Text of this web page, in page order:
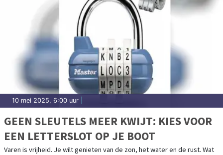
10 mei 2025, 6:00 uur
GEEN SLEUTELS MEER KWIJT: KIES VOOR
EEN LETTERSLOT OP JE BOOT
Varen is vrijheid. Je wilt genieten van de zon, het water en de rust. Wat